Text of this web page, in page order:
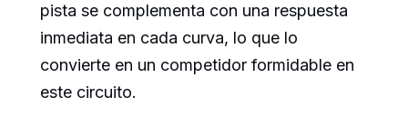
pista se complementa con una respuesta
inmediata en cada curva, lo que lo
convierte en un competidor formidable en
este circuito.